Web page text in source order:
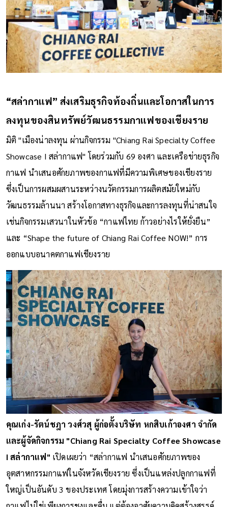
“สล่ากาแฟ” ส่งเสริมธุรกิจท้องถิ่นและโอกาสในการ
ลงทุนของสินทรัพย์วัฒนธรรมกาแฟของเชียงราย
มิติ "เมืองน่าลงทุน ผ่านกิจกรรม "Chiang Rai Specialty Coffee
Showcase I สล่ากาแฟ" โดยร่วมกับ 69 องศา และเครือข่ายธุรกิจ
กาแฟ นำเสนอศักยภาพของกาแฟที่มีความพิเศษของเชียงราย
ซึ่งเป็นการผสมผสานระหว่างนวัตกรรมการผลิตสมัยใหม่กับ
วัฒนธรรมล้านนา สร้างโอกาสทางธุรกิจและการลงทุนที่น่าสนใจ
เช่นกิจกรรมเสวนาในหัวข้อ “กาแฟไทย ก้าวอย่างไรให้ยั่งยืน”
และ “Shape the future of Chiang Rai Coffee NOW!” การ
ออกแบบอนาคตกาแฟเชียงราย
คุณเก่ง-รัตน์ชฎา วงศ์วสุ ผู้ก่อตั้งบริษัท หกสิบเก้าองศา จำกัด
และผู้จัดกิจกรรม "Chiang Rai Specialty Coffee Showcase
I สล่ากาแฟ" เปิดเผยว่า “สล่ากาแฟ นำเสนอศักยภาพของ
อุตสาหกรรมกาแฟในจังหวัดเชียงราย ซึ่งเป็นแหล่งปลูกกาแฟที่
ใหญ่เป็นอันดับ 3 ของประเทศ โดยมุ่งการสร้างความเข้าใจว่า